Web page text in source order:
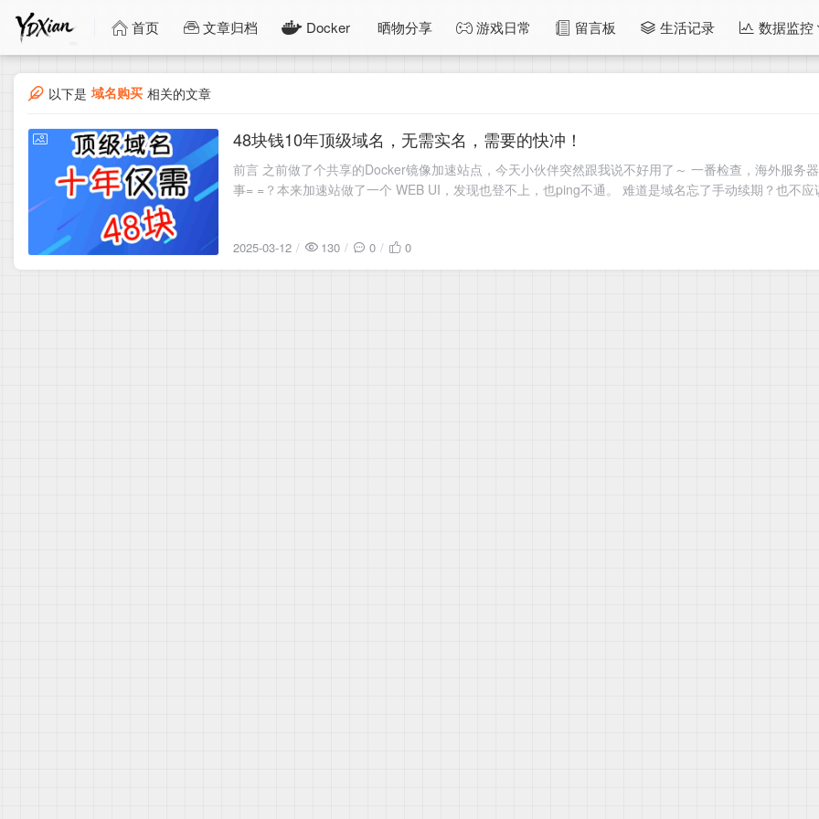
首页 文章归档 Docker 晒物分享 游戏日常 留言板 生活记录 数据监控
以下是 域名购买 相关的文章
2025-03-12
48块钱10年顶级域名，无需实名，需要的快冲！
前言 之前做了个共享的Docker镜像加速站点，今天小伙伴突然跟我说不好用了～ 一番检查，海外服
事= =？本来加速站做了一个 WEB UI，发现也登不上，也ping不通。 难道是域名忘了手动续期？也不
2025-03-12 130 0 0